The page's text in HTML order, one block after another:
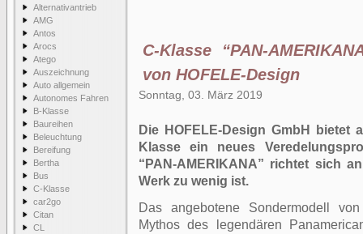
Alternativantrieb
AMG
Antos
Arocs
Atego
Auszeichnung
Auto allgemein
Autonomes Fahren
B-Klasse
Baureihen
Beleuchtung
Bereifung
Bertha
Bus
C-Klasse
car2go
Citan
CL
C-Klasse “PAN-
von HOFELE-Design
Sonntag, 03. März 2019
Die HOFELE-Design GmbH bietet
Klasse ein neues
“PAN-AMERIKANA” richtet sich
Werk zu wenig ist.
Das angebotene Sondermodell
Mythos des legendären